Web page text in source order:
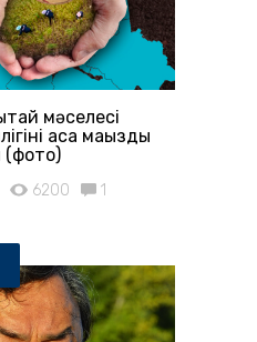
мәселесі
аса маңызды
(фото)
6200 1